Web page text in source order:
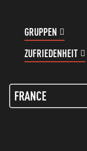
GRUPPEN
ZUFRIEDENHEIT